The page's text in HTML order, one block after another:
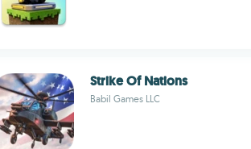
Strike Of Nations
Babil Games LLC